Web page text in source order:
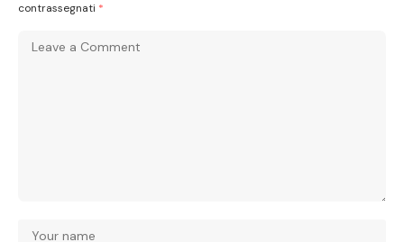
contrassegnati *